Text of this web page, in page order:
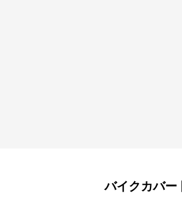
バイクカバー